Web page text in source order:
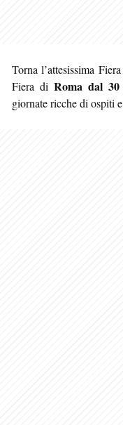
Torna l’attesissima
Fiera di Roma dal
giornate ricche di ospiti